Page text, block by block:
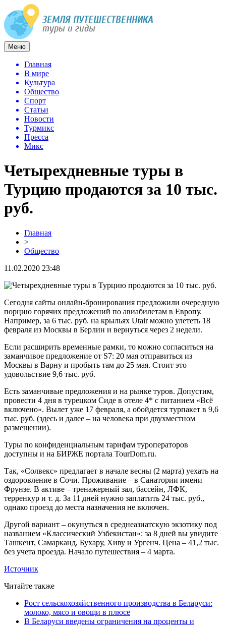
Меню
Главная
В мире
Культура
Общество
Спорт
Статьи
Новости
Турмикс
Пресса
Микс
Четырехдневные туры в
Турцию продаются за 10 тыс.
руб.
Главная
>
Общество
11.02.2020 23:48
Сегодня сайты онлайн-бронирования предложили очередную
порцию горячих предложений по авиабилетам в Европу.
Например, за 6 тыс. руб. на крыльях Utair можно улететь 18
февраля из Москвы в Берлин и вернуться через 2 недели.
Если расширить временные рамки, то можно согласиться на
заманчивое предложение от S7: 20 мая отправиться из
Москвы в Варну и пробыть там до 25 мая. Стоит это
удовольствие 9,6 тыс. руб.
Есть заманчивые предложения и на рынке туров. Допустим,
провести 4 дня в турецком Сиде в отеле 4* с питанием «Всё
включено». Вылет уже 17 февраля, а обойдется турпакет в 9,6
тыс. руб. (здесь и далее – на человека при двухместном
размещении).
Туры по конфиденциальным тарифам туроператоров
доступны и на БИРЖЕ портала TourDom.ru.
Так, «Солвекс» предлагает в начале весны (2 марта) уехать на
оздоровление в Сочи. Проживание – в Санатории имени
Фрунзе. В активе – тренажерный зал, бассейн, ЛФК,
терренкур и т. д. За 11 дней нужно заплатить 24 тыс. руб.,
однако проезд до места назначения не включен.
Другой вариант – окунуться в среднеазиатскую экзотику под
названием «Классический Узбекистан»: за 8 дней вы увидите
Ташкент, Самарканд, Бухару, Хиву и Ургенч. Цена – 41,2 тыс.
без учета проезда. Начало путешествия – 4 марта.
Источник
Читайте также
Рост сельскохозяйственного производства в Беларуси:
молоко, мясо и овощи в плюсе
В Беларуси введены ограничения на проценты и